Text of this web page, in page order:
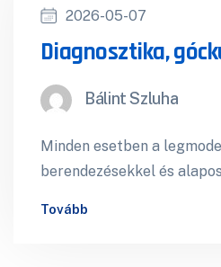
2026-05-07
Diagnosztika,
Bálint Szluha
Minden esetben a
berendezésekkel és
Tovább